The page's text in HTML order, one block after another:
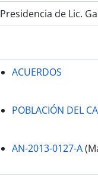
Presidencia de Lic.
ACUERDOS
POBLACIÓN DEL
AN-2013-0127-A